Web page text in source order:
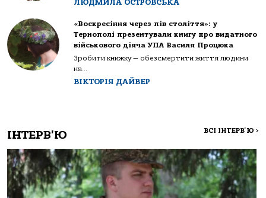
ЛЮДМИЛА ОСТРОВСЬКА
«Воскресіння через пів століття»: у
Тернополі презентували книгу про видатного
військового діяча УПА Василя Процюка
Зробити книжку — обезсмертити життя людини
на...
ВІКТОРІЯ ДАЙВЕР
ІНТЕРВ'Ю ВСІ ІНТЕРВ'Ю >